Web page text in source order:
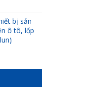
bị sản
ô tô, lốp